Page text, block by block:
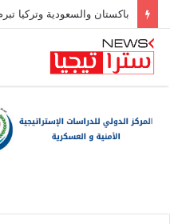
باكستان والسعودية وتركيا